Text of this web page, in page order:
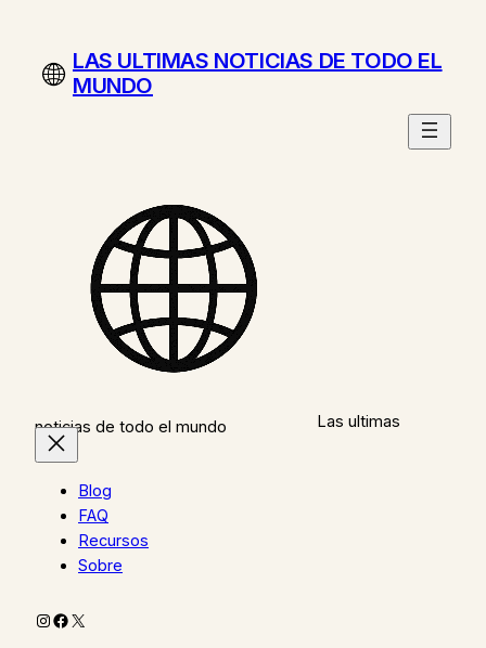
contenidoLAS ULTIMAS NOTICIAS DE TODO EL
MUNDO
Las ultimas
noticias de todo el mundo
Blog
FAQ
Recursos
Sobre
Instagram
Facebook
X